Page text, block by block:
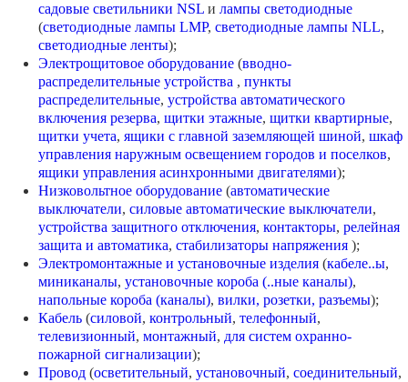
садовые светильники NSL и лампы светодиодные
(светодиодные лампы LMP, светодиодные лампы NLL,
светодиодные ленты);
Электрощитовое оборудование (вводно-
распределительные устройства , пункты
распределительные, устройства автоматического
включения резерва, щитки этажные, щитки квартирные,
щитки учета, ящики с главной заземляющей шиной, шкаф
управления наружным освещением городов и поселков,
ящики управления асинхронными двигателями);
Низковольтное оборудование (автоматические
выключатели, силовые автоматические выключатели,
устройства защитного отключения, контакторы, релейная
защита и автоматика, стабилизаторы напряжения );
Электромонтажные и установочные изделия (кабеле..ы,
миниканалы, установочные короба (..ные каналы),
напольные короба (каналы), вилки, розетки, разъемы);
Кабель (силовой, контрольный, телефонный,
телевизионный, монтажный, для систем охранно-
пожарной сигнализации);
Провод (осветительный, установочный, соединительный,